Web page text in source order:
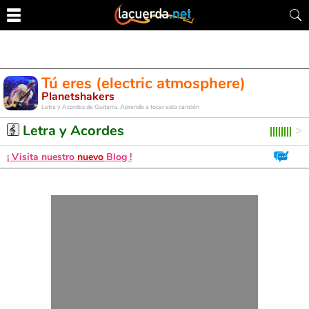
Tú eres (electric atmosphere)
Planetshakers
Letra y Acordes de Guitarra. Aprende a tocar esta canción
Letra y Acordes
¡ Visita nuestro nuevo Blog !